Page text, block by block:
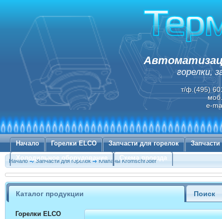
горелки,
т/ф.(495)
e-
Начало Горелки ELCO Запчасти для горелок
Холодильное оборудование
Схема проезда
Начало Запчасти для горелок Клапаны Kromschroder
Каталог продукции Поиск
Горелки ELCO